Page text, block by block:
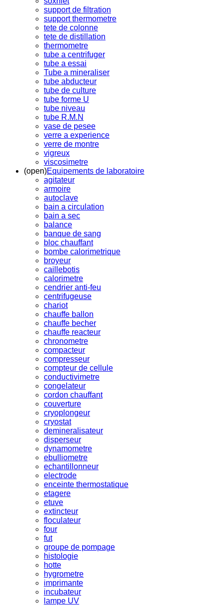
support de filtration
support thermometre
tete de colonne
tete de distillation
thermometre
tube a centrifuger
tube a essai
Tube a mineraliser
tube abducteur
tube de culture
tube forme U
tube niveau
tube R.M.N
vase de pesee
verre a experience
verre de montre
vigreux
viscosimetre
(open)Equipements de laboratoire
agitateur
armoire
autoclave
bain a circulation
bain a sec
balance
banque de sang
bloc chauffant
bombe calorimetrique
broyeur
caillebotis
calorimetre
cendrier anti-feu
centrifugeuse
chariot
chauffe ballon
chauffe becher
chauffe reacteur
chronometre
compacteur
compresseur
compteur de cellule
conductivimetre
congelateur
cordon chauffant
couverture
cryoplongeur
cryostat
demineralisateur
disperseur
dynamometre
ebulliometre
echantillonneur
electrode
enceinte thermostatique
etagere
etuve
extincteur
floculateur
four
fut
groupe de pompage
histologie
hotte
hygrometre
imprimante
incubateur
lampe UV